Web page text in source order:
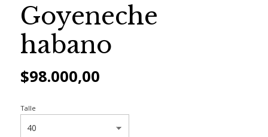
Goyeneche
habano
$98.000,00
Talle